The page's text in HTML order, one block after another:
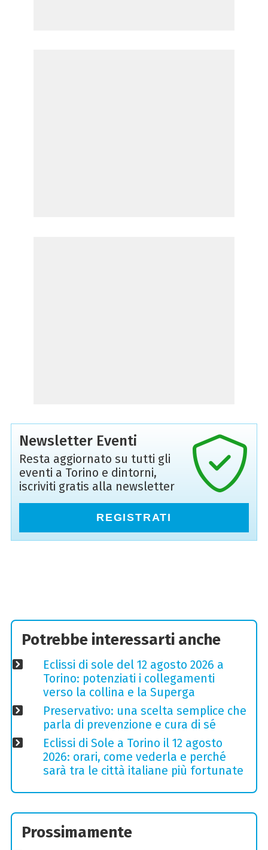
Newsletter Eventi
Resta aggiornato su tutti gli
eventi a Torino e dintorni,
iscriviti gratis alla newsletter
REGISTRATI
Potrebbe interessarti anche
Eclissi di sole del 12 agosto 2026 a
Torino: potenziati i collegamenti
verso la collina e la Superga
Preservativo: una scelta semplice che
parla di prevenzione e cura di sé
Eclissi di Sole a Torino il 12 agosto
2026: orari, come vederla e perché
sarà tra le città italiane più fortunate
Prossimamente